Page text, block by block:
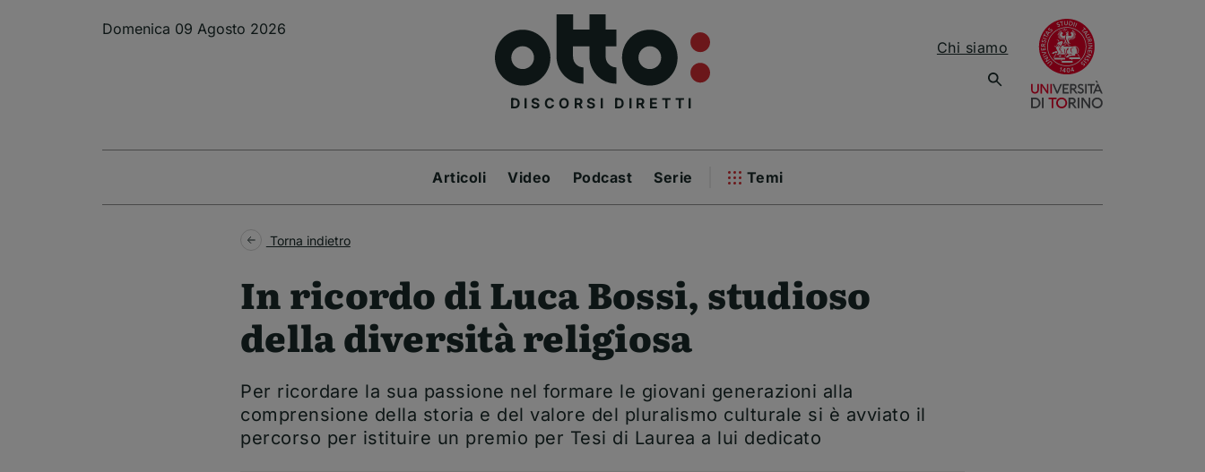
Domenica 09 Agosto 2026
DISCORSI DIRETTI
Chi siamo
Articoli Video Podcast Serie Temi
Torna indietro
In ricordo di Luca Bossi, studioso
della diversità religiosa
Per ricordare la sua passione nel formare le giovani generazioni alla
comprensione della storia e del valore del pluralismo culturale si è avviato il
percorso per istituire un premio per Tesi di Laurea a lui dedicato